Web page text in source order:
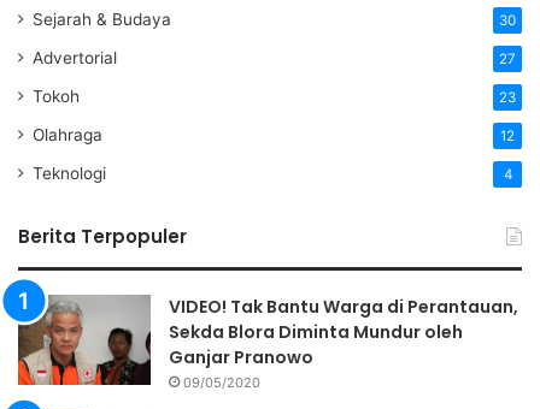
colector yang menyimpang pun akan kita laporkan bukan
hanya perusahannya saja”
Sejarah & Budaya 30
Advertorial 27
Tokoh 23
Olahraga 12
Teknologi 4
Berita Terpopuler
VIDEO! Tak Bantu Warga di Perantauan,
Sekda Blora Diminta Mundur oleh
Ganjar Pranowo
09/05/2020